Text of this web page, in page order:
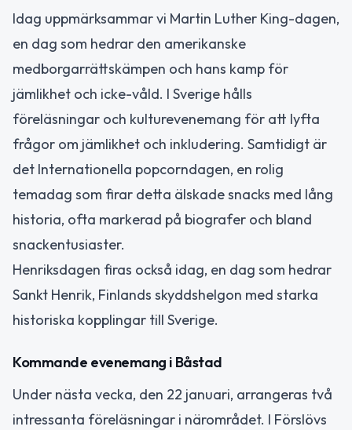
Idag uppmärksammar vi Martin Luther King-dagen,
en dag som hedrar den amerikanske
medborgarrättskämpen och hans kamp för
jämlikhet och icke-våld. I Sverige hålls
föreläsningar och kulturevenemang för att lyfta
frågor om jämlikhet och inkludering. Samtidigt är
det Internationella popcorndagen, en rolig
temadag som firar detta älskade snacks med lång
historia, ofta markerad på biografer och bland
snackentusiaster.
Henriksdagen firas också idag, en dag som hedrar
Sankt Henrik, Finlands skyddshelgon med starka
historiska kopplingar till Sverige.
Kommande evenemang i Båstad
Under nästa vecka, den 22 januari, arrangeras två
intressanta föreläsningar i närområdet. I Förslövs